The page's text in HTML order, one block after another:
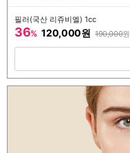
필러(국산 리쥬비엘) 1cc
36% 120,000원 190,000원